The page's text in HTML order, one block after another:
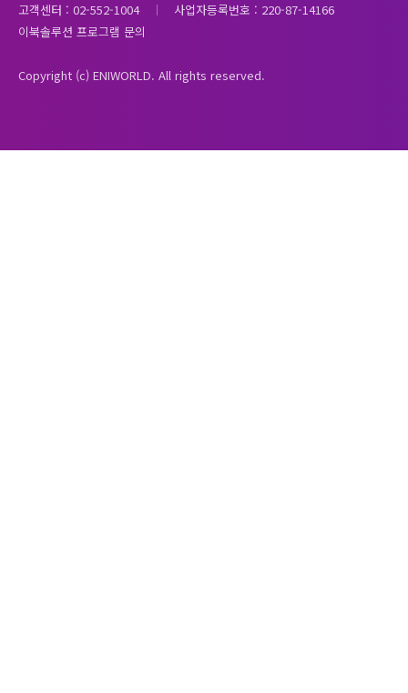
고객센터 : 02-552-1004
사업자등록번호 : 220-87-14166
이북솔루션 프로그램 문의
Copyright (c) ENIWORLD. All rights reserved.